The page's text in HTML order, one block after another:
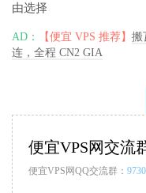
由选择
AD： 【便宜 VPS 推荐】 搬
连，全程 CN2 GIA
便宜VPS网交流
便宜VPS网QQ交流群：